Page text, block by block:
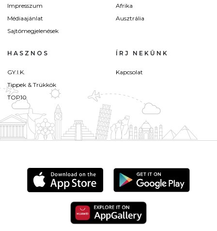
Impresszum
Médiaajánlat
Sajtómegjelenések
Afrika
Ausztrália
HASZNOS
GY.I.K.
Tippek & Trükkök
TOP10
ÍRJ NEKÜNK
Kapcsolat